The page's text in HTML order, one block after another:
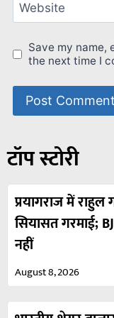
Website
Save my name,
the next time I
टॉप स्टोरी
प्रयागराज में राहुल
सियासत गरमाई;
नहीं
August 8, 2026